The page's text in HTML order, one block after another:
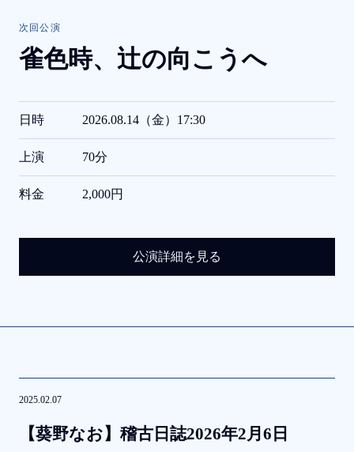
次回公演
雀色時、 辻の向こうへ
日時 2026.08.14（金）17:30
上演 70分
料金 2,000円
公演詳細を見る
2025.02.07
【葵野なお】稽古日誌2026年2月 6 日